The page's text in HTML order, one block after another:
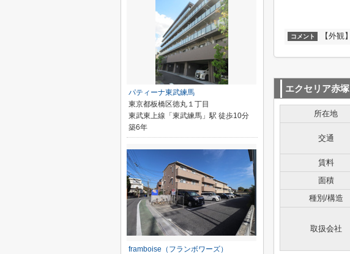
コメント 【外観】
エクセリア赤塚
所在地
交通
賃料
面積
種別/構造
取扱会社
パティーナ東武練馬
東京都板橋区徳丸１丁目
東武東上線「東武練馬」駅 徒歩10分
築6年
framboise（フランボワーズ）